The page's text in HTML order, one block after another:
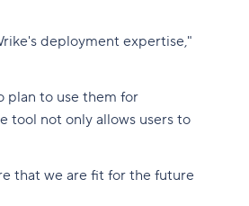
deployment expertise,"
plan to use them for
tool not only allows users to
that we are fit for the future